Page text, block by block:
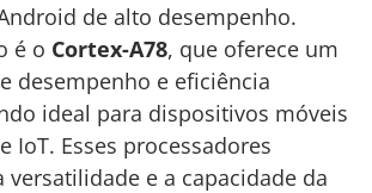
de alto desempenho.
é o Cortex-A78, que oferece um
desempenho e eficiência
ideal para dispositivos móveis
IoT. Esses processadores
versatilidade e a capacidade da